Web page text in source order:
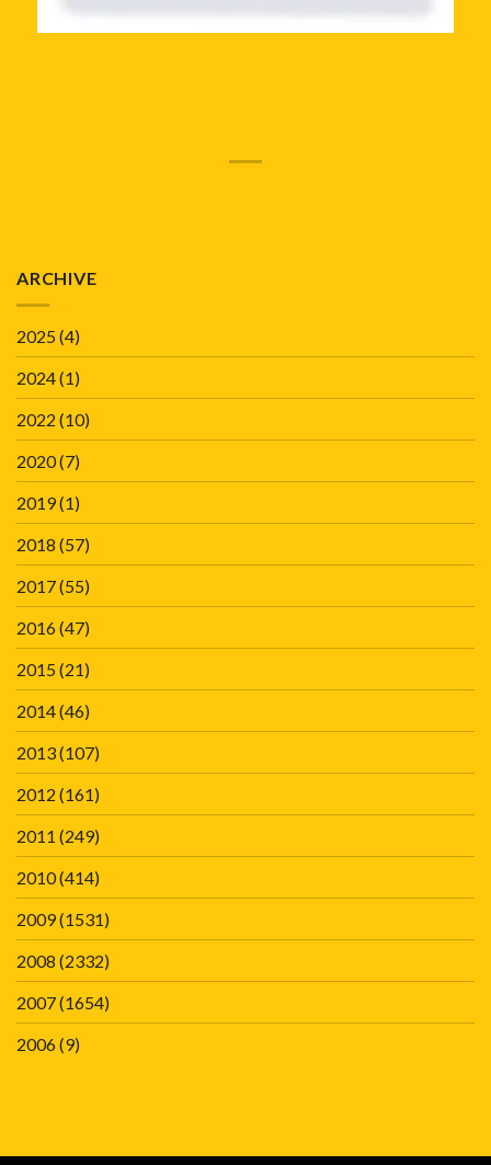
ARCHIVE
2025(4)
2024(1)
2022 (10)
2020(7)
2019(1)
2018 (57)
2017(55)
2016(47)
2015(21)
2014(46)
2013(107)
2012 (161)
2011 (249)
2010(414)
2009(1531)
2008 (2332)
2007(1654)
2006(9)